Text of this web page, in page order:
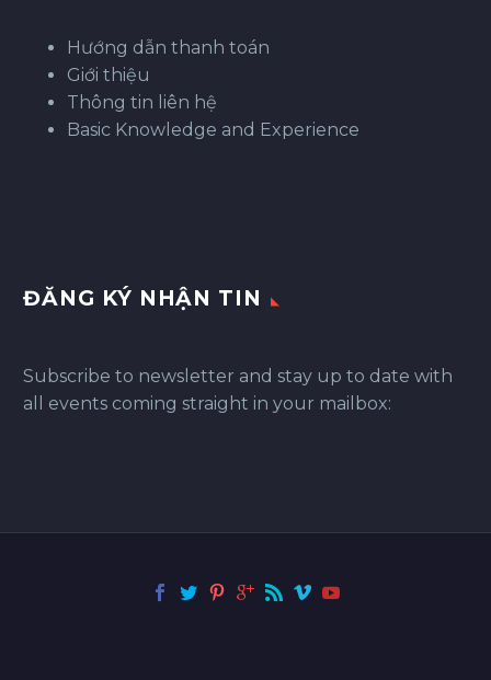
Hướng dẫn thanh toán
Giới thiệu
Thông tin liên hệ
Basic Knowledge and Experience
ĐĂNG KÝ NHẬN TIN
Subscribe to newsletter and stay up to date with
all events coming straight in your mailbox: